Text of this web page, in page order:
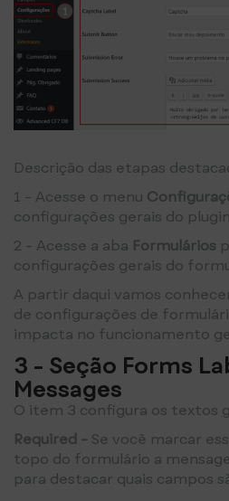
Descrição das etapas
1 - Acesse o menu
configurações gerais do
2 - Acesse a aba Formulários
configurações gerais do
A partir daqui vamos
de configurações de
impacta no funcionamento
3 - Seção Forms
Messages
O item 3 configura os textos
Required - Se você marcar
topo do formulário a
para destacar quais campos